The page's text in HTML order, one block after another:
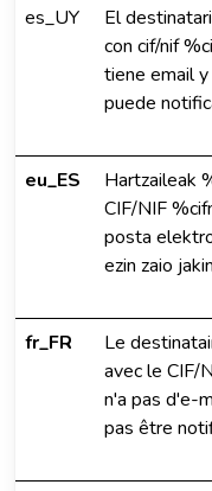
es_UY
El
con cif/nif
tiene email
puede
eu_ES
Hartzaileak
CIF/NIF
posta
ezin zaio
fr_FR
Le
avec le CIF/
n'a pas d'e-
pas être